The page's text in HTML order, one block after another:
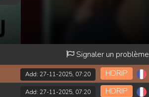
Signaler un problème
Add: 27-11-2025, 07:20
HDRIP
Add: 27-11-2025, 07:20
HDRIP